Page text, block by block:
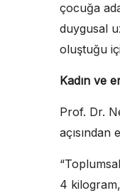
çocuğa
duygusal
oluştuğu
Kadın ve
Prof. Dr.
4